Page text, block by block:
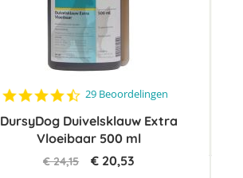
4.4
rating
29 Beoordelingen
DursyDog Duivelsklauw Extra
Vloeibaar 500 ml
€ 24,15 € 20,53